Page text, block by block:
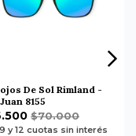
De Sol Rimland -
8155
$70.000
y 12 cuotas sin interés